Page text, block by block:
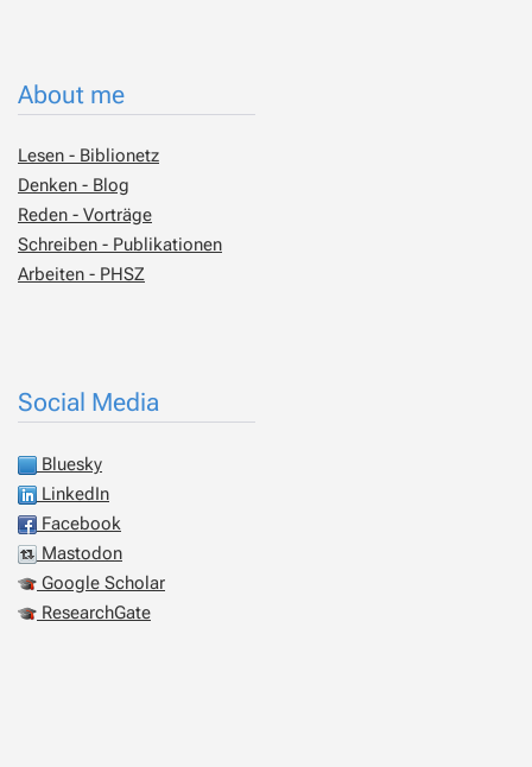
About me
Lesen - Biblionetz
Denken - Blog
Reden - Vorträge
Schreiben - Publikationen
Arbeiten - PHSZ
Social Media
Bluesky
LinkedIn
Facebook
Mastodon
Google Scholar
ResearchGate